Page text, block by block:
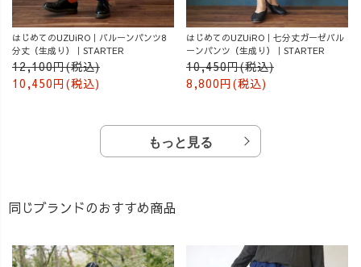
はじめてのUZUiRO｜バルーンパンツ8
分丈（生成り）｜STARTER
12,100円(税込)
10,450円(税込)
はじめてのUZUiRO｜七分丈ガーゼバル
ーンパンツ（生成り）｜STARTER
10,450円(税込)
8,800円(税込)
もっと見る
同じブランドのおすすめ商品